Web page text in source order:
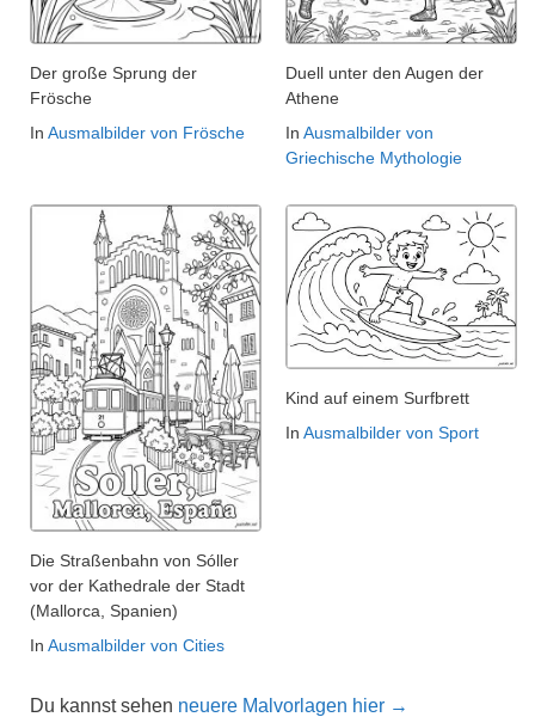
Der große Sprung der
Frösche
In Ausmalbilder von Frösche
Duell unter den Augen der
Athene
In Ausmalbilder von
Griechische Mythologie
Die Straßenbahn von Sóller
vor der Kathedrale der Stadt
(Mallorca, Spanien)
In Ausmalbilder von Cities
Kind auf einem Surfbrett
In Ausmalbilder von Sport
Du kannst sehen neuere Malvorlagen hier →